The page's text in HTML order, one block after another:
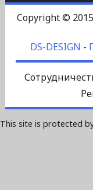
Copyright ©
DS-DESIGN -
This site is protected